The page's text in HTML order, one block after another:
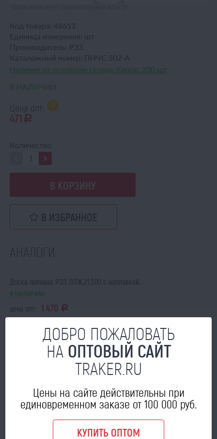
Код товара: 48613
Единица измерения:
шт
Производитель: РЗЗ
Каталожный номер: ПНЧС.502-А
Наличие на основном складе Киров: 200 шт
В НАЛИЧИИ
Цена опт:
471 a
Количество
В КОРЗИНУ
В ИЗБРАННОЕ
АНАЛОГИ
Доска полевая РЗЗ ПЛЖ.21.500 с наплавкой...
В НАЛИЧИИ
цена опт: 1 470 a
В КОРЗИНУ
Доска полевая РЗЗ ПЛЖ.21.500 с наплавкой...
цена опт: 496 a
ДОБРО ПОЖАЛОВАТЬ
НА ОПТОВЫЙ САЙТ
TRAKER.RU
Цены на сайте действительны при
единовременном заказе от 100 000 руб.
КУПИТЬ ОПТОМ